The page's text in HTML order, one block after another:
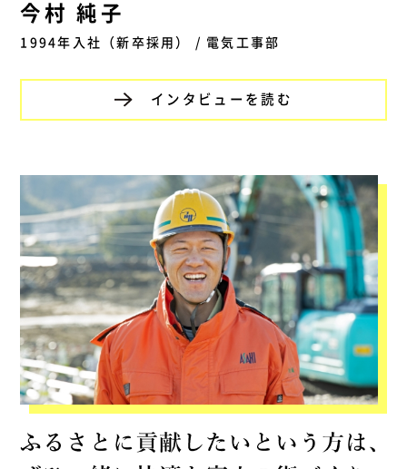
今村 純子
1994年入社（新卒採用） / 電気工事部
インタビューを読む